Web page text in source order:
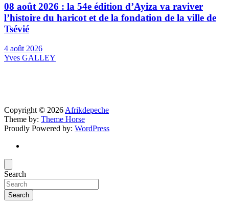
08 août 2026 : la 54e édition d’Ayiza va raviver
l’histoire du haricot et de la fondation de la ville de
Tsévié
4 août 2026
Yves GALLEY
Copyright © 2026 Afrikdepeche
Theme by: Theme Horse
Proudly Powered by: WordPress
Search
Search